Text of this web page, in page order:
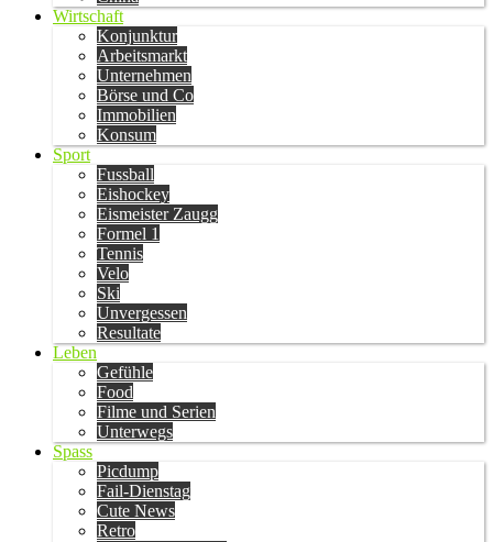
Wirtschaft
Konjunktur
Arbeitsmarkt
Unternehmen
Börse und Co
Immobilien
Konsum
Sport
Fussball
Eishockey
Eismeister Zaugg
Formel 1
Tennis
Velo
Ski
Unvergessen
Resultate
Leben
Gefühle
Food
Filme und Serien
Unterwegs
Spass
Picdump
Fail-Dienstag
Cute News
Retro